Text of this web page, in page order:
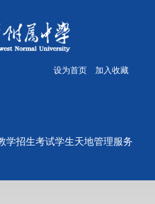
设为首页 加入收藏
学招生考试学生天地管理服务